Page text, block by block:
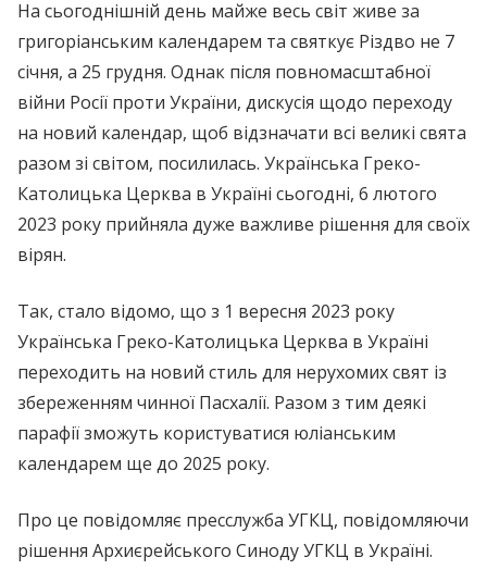
На сьогоднішній день майже весь світ живе за
григоріанським календарем та святкує Різдво не 7
січня, а 25 грудня. Однак після повномасштабної
війни Росії проти України, дискусія щодо переходу
на новий календар, щоб відзначати всі великі свята
разом зі світом, посилилась. Українська Греко-
Католицька Церква в Україні сьогодні, 6 лютого
2023 року прийняла дуже важливе рішення для своїх
вірян.
Так, стало відомо, що з 1 вересня 2023 року
Українська Греко-Католицька Церква в Україні
переходить на новий стиль для нерухомих свят із
збереженням чинної Пасхалії. Разом з тим деякі
парафії зможуть користуватися юліанським
календарем ще до 2025 року.
Про це повідомляє пресслужба УГКЦ, повідомляючи
рішення Архиєрейського Синоду УГКЦ в Україні.